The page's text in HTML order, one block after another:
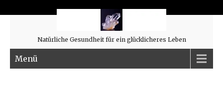
Natürliche Gesundheit für ein glücklicheres Leben
Menü